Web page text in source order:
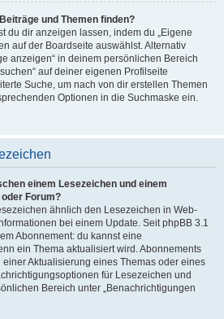
und Themen finden?
du dir anzeigen lassen, indem du „Eigene
auf der Boardseite auswählst. Alternativ
anzeigen“ in deinem persönlichen Bereich
auf deiner eigenen Profilseite
Suche, um nach von dir erstellen Themen
Optionen in die Suchmaske ein.
einem Lesezeichen und einem
Forum?
ähnlich den Lesezeichen in Web-
bei einem Update. Seit phpBB 3.1
Abonnement: du kannst eine
ein Thema aktualisiert wird. Abonnements
Aktualisierung eines Themas oder eines
für Lesezeichen und
Bereich unter „Benachrichtigungen